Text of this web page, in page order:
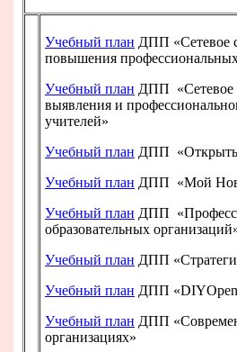
Учебный план ДПП «Сетевое
повышения
Учебный план ДПП «Сетевое
выявления и
учителей»
Учебный план ДПП
Учебный план ДПП «Мой
Учебный план ДПП
образовательных
Учебный план ДПП
Учебный план ДПП
Учебный план ДПП
организациях»